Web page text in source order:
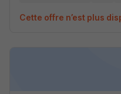
Cette offre n’est plus